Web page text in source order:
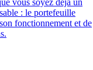
vous soyez déjà un
: le portefeuille
fonctionnement et de